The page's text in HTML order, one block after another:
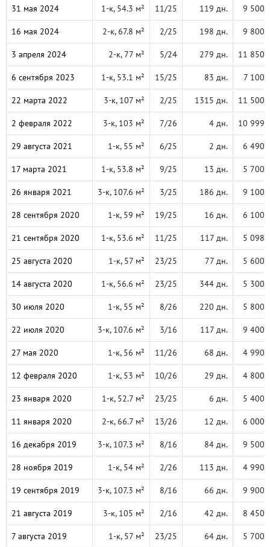
31 мая 2024 1-к, 54.3 м² 11/25 119 дн. 9 500
16 мая 2024 2-к, 67.8 м² 2/25 198 дн. 9 800
3 апреля 2024 2-к, 77 м² 5/24 279 дн. 11 850
6 сентября 2023 1-к, 53.1 м² 15/25 83 дн. 7 100
22 марта 2022 3-к, 107 м² 2/25 1315 дн. 11 500
2 февраля 2022 3-к, 103 м² 7/26 4 дн. 10 999
29 августа 2021 1-к, 55 м² 6/25 2 дн. 6 490
17 марта 2021 1-к, 53.8 м² 9/25 13 дн. 5 700
26 января 2021 3-к, 107.6 м² 3/25 186 дн. 9 100
28 сентября 2020 1-к, 59 м² 19/25 16 дн. 6 100
21 сентября 2020 1-к, 53.6 м² 11/25 117 дн. 5 098
25 августа 2020 1-к, 57 м² 23/25 77 дн. 5 600
14 августа 2020 1-к, 56.6 м² 23/25 344 дн. 5 300
30 июля 2020 1-к, 55 м² 8/26 220 дн. 5 800
22 июля 2020 3-к, 107.6 м² 3/16 117 дн. 9 400
27 мая 2020 1-к, 56 м² 11/26 68 дн. 4 990
12 февраля 2020 1-к, 53 м² 10/26 29 дн. 4 800
23 января 2020 1-к, 52.7 м² 23/25 6 дн. 5 400
11 января 2020 2-к, 66.7 м² 13/26 12 дн. 6 000
16 декабря 2019 3-к, 107.3 м² 8/16 84 дн. 9 500
28 ноября 2019 1-к, 54 м² 2/26 113 дн. 4 990
19 сентября 2019 3-к, 107.3 м² 8/16 66 дн. 9 900
21 августа 2019 3-к, 105 м² 2/16 42 дн. 8 450
7 августа 2019 1-к, 57 м² 23/25 64 дн. 5 700